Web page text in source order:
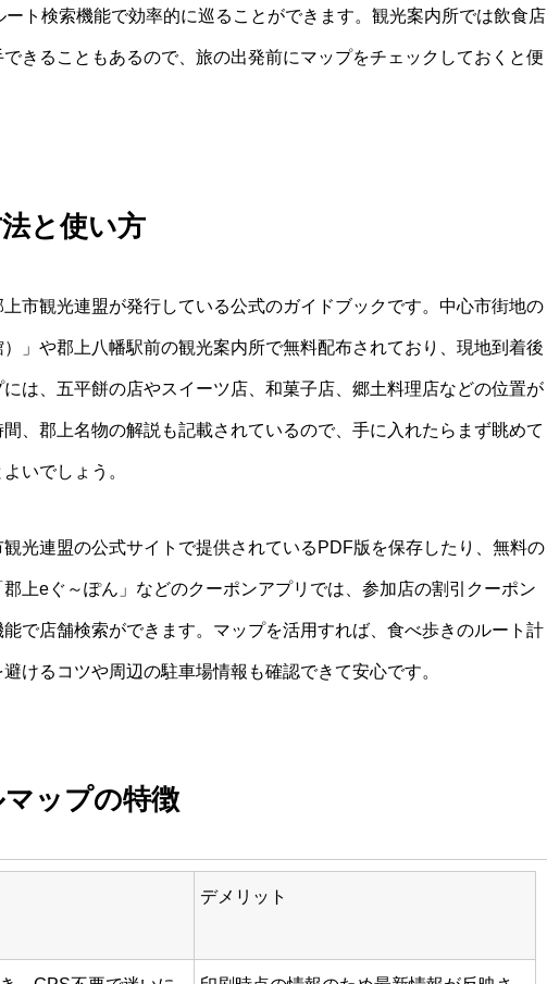
ト検索機能で効率的に巡ることができます。観光案内所では飲食店
きることもあるので、旅の出発前にマップをチェックしておくと便
と使い方
市観光連盟が発行している公式のガイドブックです。中心市街地の
）」や郡上八幡駅前の観光案内所で無料配布されており、現地到着後
は、五平餅の店やスイーツ店、和菓子店、郷土料理店などの位置が
、郡上名物の解説も記載されているので、手に入れたらまず眺めて
いでしょう。
光連盟の公式サイトで提供されているPDF版を保存したり、無料の
上eぐ～ぽん」などのクーポンアプリでは、参加店の割引クーポン
で店舗検索ができます。マップを活用すれば、食べ歩きのルート計
けるコツや周辺の駐車場情報も確認できて安心です。
ップの特徴
デメリット